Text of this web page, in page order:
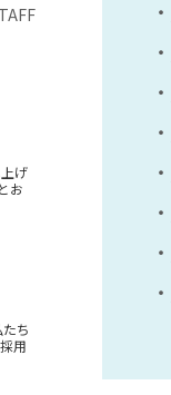
げ
お
ち
用